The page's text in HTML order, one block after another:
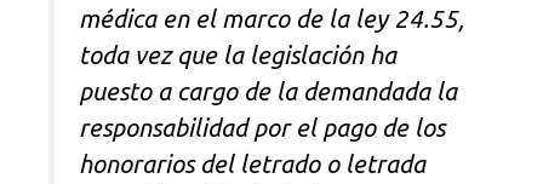
médica en el marco de la ley 24.55,
toda vez que la legislación ha
puesto a cargo de la demandada la
responsabilidad por el pago de los
honorarios del letrado o letrada